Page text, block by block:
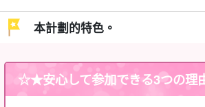
本計劃的特色。
☆★安心して参加できる3つの理